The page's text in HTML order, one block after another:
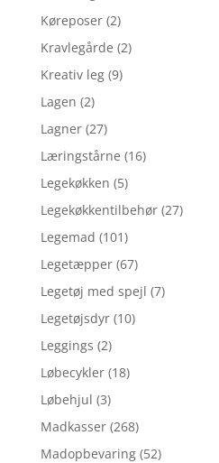
Køreposer (2)
Kravlegårde (2)
Kreativ leg (9)
Lagen (2)
Lagner (27)
Læringstårne (16)
Legekøkken (5)
Legekøkkentilbehør (27)
Legemad (101)
Legetæpper (67)
Legetøj med spejl (7)
Legetøjsdyr (10)
Leggings (2)
Løbecykler (18)
Løbehjul (3)
Madkasser (268)
Madopbevaring (52)